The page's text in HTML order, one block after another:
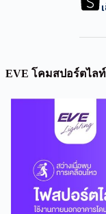
EVE โคมสปอร์ตไลท์